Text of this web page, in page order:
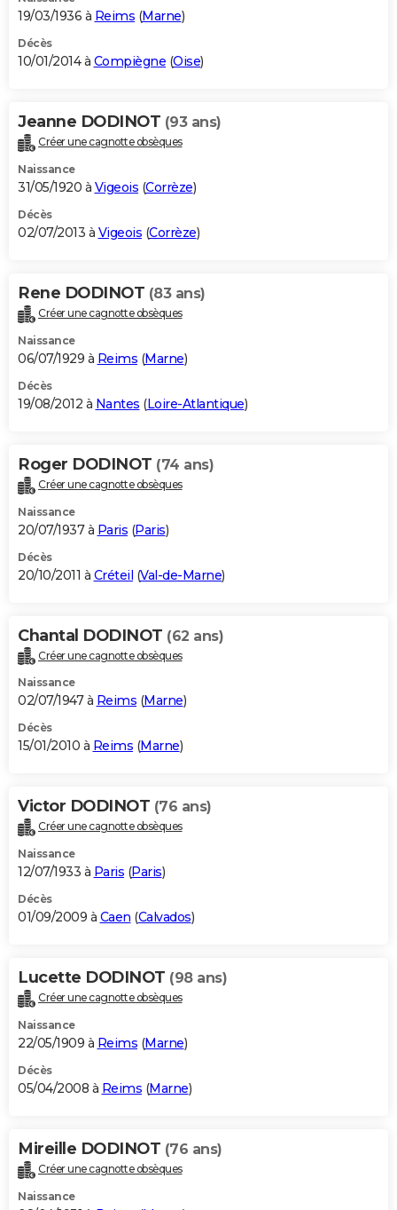
19/03/1936 à Reims (Marne)
Décès
10/01/2014 à Compiègne (Oise)
Jeanne DODINOT (93 ans)
Créer une cagnotte obsèques
Naissance
31/05/1920 à Vigeois (Corrèze)
Décès
02/07/2013 à Vigeois (Corrèze)
Rene DODINOT (83 ans)
Créer une cagnotte obsèques
Naissance
06/07/1929 à Reims (Marne)
Décès
19/08/2012 à Nantes (Loire-Atlantique)
Roger DODINOT (74 ans)
Créer une cagnotte obsèques
Naissance
20/07/1937 à Paris (Paris)
Décès
20/10/2011 à Créteil (Val-de-Marne)
Chantal DODINOT (62 ans)
Créer une cagnotte obsèques
Naissance
02/07/1947 à Reims (Marne)
Décès
15/01/2010 à Reims (Marne)
Victor DODINOT (76 ans)
Créer une cagnotte obsèques
Naissance
12/07/1933 à Paris (Paris)
Décès
01/09/2009 à Caen (Calvados)
Lucette DODINOT (98 ans)
Créer une cagnotte obsèques
Naissance
22/05/1909 à Reims (Marne)
Décès
05/04/2008 à Reims (Marne)
Mireille DODINOT (76 ans)
Créer une cagnotte obsèques
Naissance